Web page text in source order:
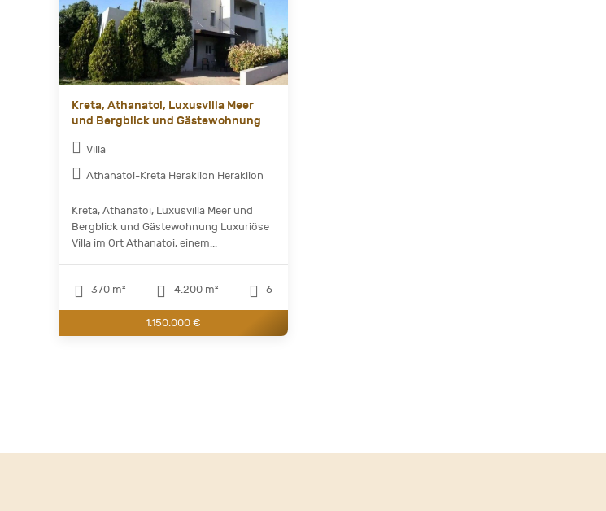
Kreta, Athanatoi, Luxusvilla Meer
und Bergblick und Gästewohnung
Villa
Athanatoi-Kreta Heraklion Heraklion
Kreta, Athanatoi, Luxusvilla Meer und
Bergblick und Gästewohnung Luxuriöse
Villa im Ort Athanatoi, einem...
370 m² 4.200 m² 6
1.150.000 €